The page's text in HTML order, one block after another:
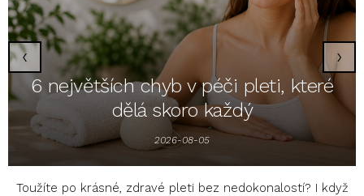
6 největších chyb v péči pleti, které
dělá skoro každý
2026-08-05
Toužíte po krásné, zdravé pleti bez nedokonalostí? I když
‹ ›